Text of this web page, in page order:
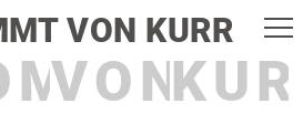
VON KURR
VON